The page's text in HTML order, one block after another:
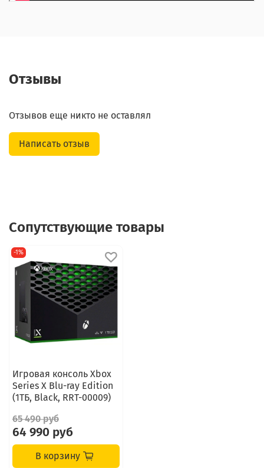
Отзывы
Отзывов еще никто не оставлял
Написать отзыв
Сопутствующие товары
-1%
Игровая консоль Xbox
Series X Blu-ray Edition
(1ТБ, Black, RRT-00009)
65 490 руб
64 990 руб
В корзину